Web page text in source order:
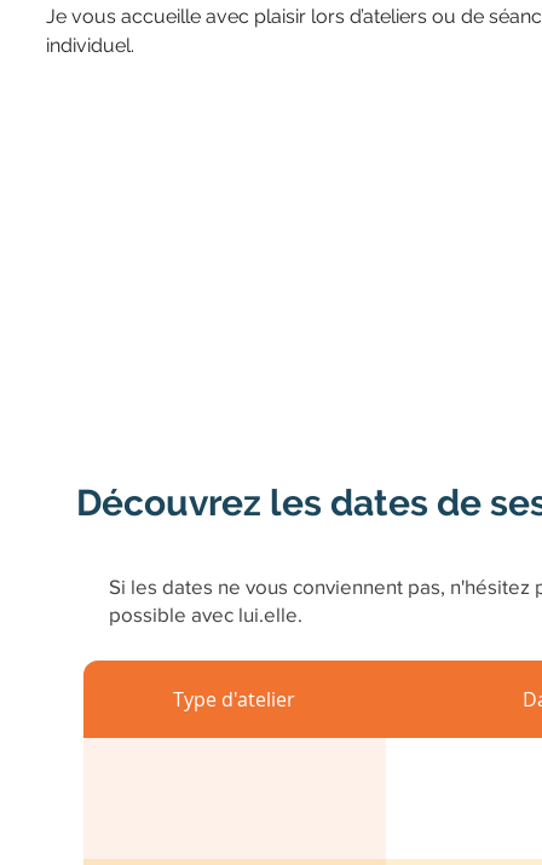
Je vous accueille avec plaisir lors d’ateliers ou de
individuel.
Découvrez les dates de
Si les dates ne vous conviennent pas,
possible avec lui.elle.
Type d'atelier